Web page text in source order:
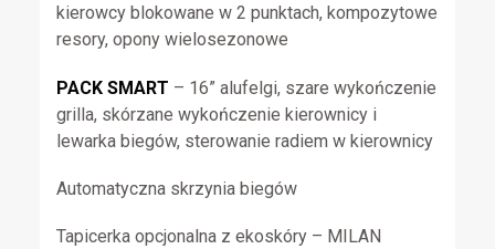
kierowcy blokowane w 2 punktach, kompozytowe
resory, opony wielosezonowe
PACK SMART – 16” alufelgi, szare wykończenie
grilla, skórzane wykończenie kierownicy i
lewarka biegów, sterowanie radiem w kierownicy
Automatyczna skrzynia biegów
Tapicerka opcjonalna z ekoskóry – MILAN